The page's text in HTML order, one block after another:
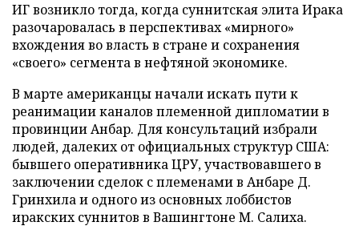
ИГ возникло тогда, когда суннитская элита Ирака
разочаровалась в перспективах «мирного»
вхождения во власть в стране и сохранения
«своего» сегмента в нефтяной экономике.
В марте американцы начали искать пути к
реанимации каналов племенной дипломатии в
провинции Анбар. Для консультаций избрали
людей, далеких от официальных структур США:
бывшего оперативника ЦРУ, участвовавшего в
заключении сделок с племенами в Анбаре Д.
Гринхила и одного из основных лоббистов
иракских суннитов в Вашингтоне М. Салиха.